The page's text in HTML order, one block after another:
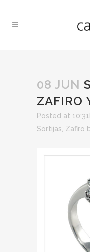
08 JUN
ZAFIRO
Posted at
Sortijas Zafiro